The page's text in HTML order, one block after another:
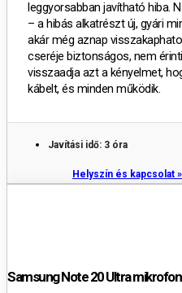
leggyorsabban javítható hiba.
– a hibás alkatrésztúj, gyári
akármég aznap
cseréje biztonságos, nem
visszaadja azt a kényelmet,
kábelt, és minden működik.
Javítási idő: 3 óra
Helyszín és kapcsolat »
Samsung Note 20 Ultra